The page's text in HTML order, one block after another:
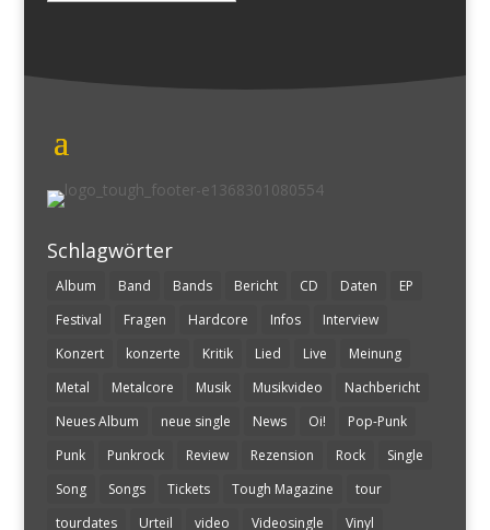
Schlagwörter
Album Band Bands Bericht CD Daten
EP
Festival
Fragen Hardcore Infos
Interview
Konzert
konzerte Kritik Lied Live
Meinung
Metal
Metalcore Musik Musikvideo
Nachbericht
Neues Album
neue single News Oi!
Pop-Punk
Punk
Punkrock Review Rezension Rock
Single
Song
Songs Tickets Tough Magazine
tour
tourdates
Urteil video Videosingle Vinyl